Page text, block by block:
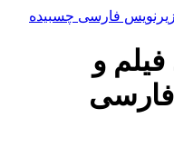
فیلم و
فارسی